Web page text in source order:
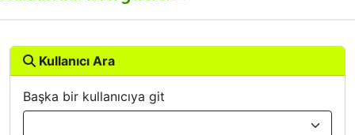
Kullanıcı Ara
Başka bir kullanıcıya git